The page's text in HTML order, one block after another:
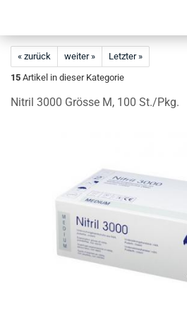
« zurück weiter »
Letzter »
15 Artikel in dieser Kategorie
Ni­tril 3000 Grös­se M, 100 St./Pkg.